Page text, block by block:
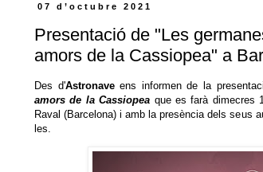
07 d’octubre 2021
Presentació de "Les
amors de la Cassiopea" a
Des d'Astronaveens informen de la
amors de la Cassiopea que es farà dimecres
Raval (Barcelona) i amb la presència dels seus
les.